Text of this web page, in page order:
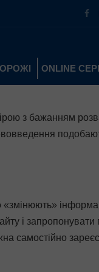
ONLINE
з бажанням
«змінюють»
і запропонувати
самостійно